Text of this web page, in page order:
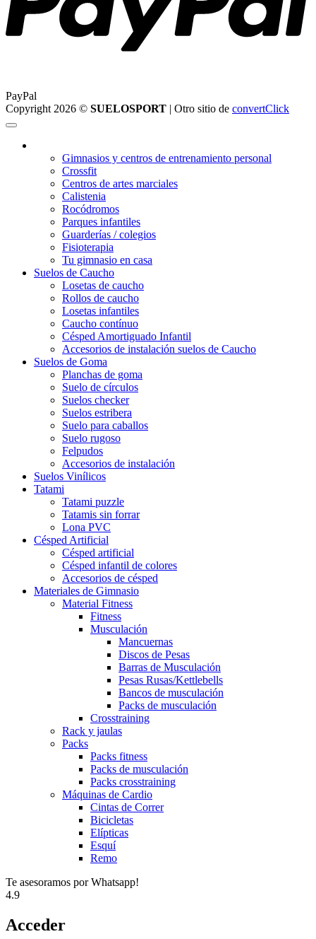
PayPal
Copyright 2026 © SUELOSPORT | Otro sitio de convertClick
Gimnasios y centros de entrenamiento personal
Crossfit
Centros de artes marciales
Calistenia
Rocódromos
Parques infantiles
Guarderías / colegios
Fisioterapia
Tu gimnasio en casa
Suelos de Caucho
Losetas de caucho
Rollos de caucho
Losetas infantiles
Caucho contínuo
Césped Amortiguado Infantil
Accesorios de instalación suelos de Caucho
Suelos de Goma
Planchas de goma
Suelo de círculos
Suelos checker
Suelos estribera
Suelo para caballos
Suelo rugoso
Felpudos
Accesorios de instalación
Suelos Vinílicos
Tatami
Tatami puzzle
Tatamis sin forrar
Lona PVC
Césped Artificial
Césped artificial
Césped infantil de colores
Accesorios de césped
Materiales de Gimnasio
Material Fitness
Fitness
Musculación
Mancuernas
Discos de Pesas
Barras de Musculación
Pesas Rusas/Kettlebells
Bancos de musculación
Packs de musculación
Crosstraining
Rack y jaulas
Packs
Packs fitness
Packs de musculación
Packs crosstraining
Máquinas de Cardio
Cintas de Correr
Bicicletas
Elípticas
Esquí
Remo
Te asesoramos por Whatsapp!
4.9
Acceder